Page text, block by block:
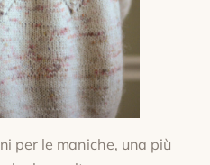
per le maniche, una più